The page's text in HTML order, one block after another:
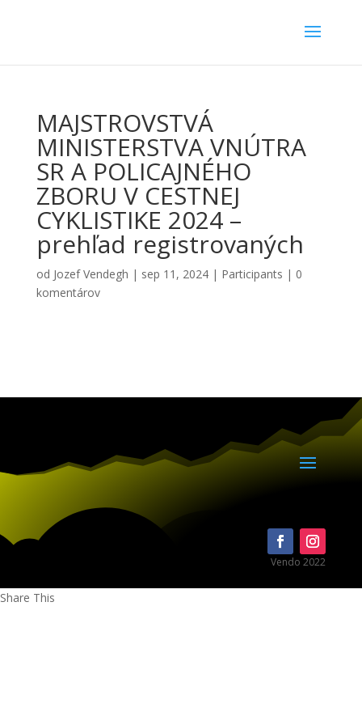
MAJSTROVSTVÁ
MINISTERSTVA VNÚTRA
SR A POLICAJNÉHO
ZBORU V CESTNEJ
CYKLISTIKE 2024 –
prehľad registrovaných
od Jozef Vendegh | sep 11, 2024| Participants | 0
komentárov
Vendo 2022
Share This